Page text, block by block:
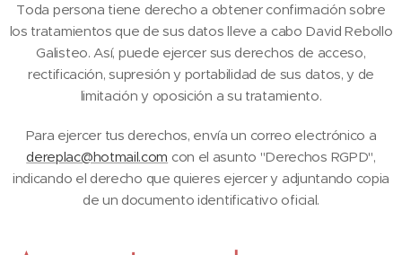
Toda persona tiene derecho a obtener confirmación sobre
los tratamientos que de sus datos lleve a cabo David Rebollo
Galisteo. Así, puede ejercer sus derechos de acceso,
rectificación, supresión y portabilidad de sus datos, y de
limitación y oposición a su tratamiento.
Para ejercer tus derechos, envía un correo electrónico a
dereplac@hotmail.com con el asunto "Derechos RGPD",
indicando el derecho que quieres ejercer y adjuntando copia
de un documento identificativo oficial.